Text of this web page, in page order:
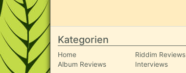
Kategorien
Home
Album Reviews
Riddim Reviews
Interviews